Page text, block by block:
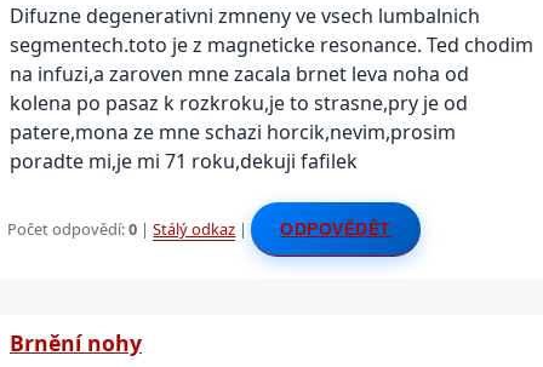
Difuzne degenerativni zmneny ve vsech lumbalnich
segmentech.toto je z magneticke resonance. Ted chodim
na infuzi,a zaroven mne zacala brnet leva noha od
kolena po pasaz k rozkroku,je to strasne,pry je od
patere,mona ze mne schazi horcik,nevim,prosim
poradte mi,je mi 71 roku,dekuji fafilek
Počet odpovědí:0 |Stálý odkaz | ODPOVĚDĚT
Brnění nohy